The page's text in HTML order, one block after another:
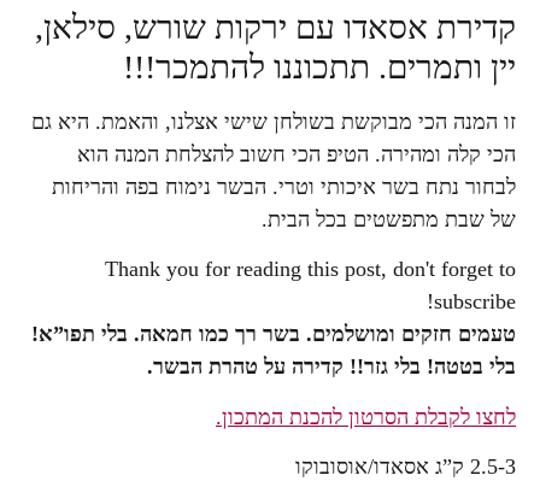
קדירת אסאדו עם ירקות שורש, סילאן,
יין ותמרים. תתכוננו להתמכר!!!
זו המנה הכי מבוקשת בשולחן שישי אצלנו, והאמת. היא גם
הכי קלה ומהירה. הטיפ הכי חשוב להצלחת המנה הוא
לבחור נתח בשר איכותי וטרי. הבשר נימוח בפה והריחות
של שבת מתפשטים בכל הבית.
Thank you for reading this post, don't forget to
subscribe!
טעמים חזקים ומושלמים. בשר רך כמו חמאה. בלי תפו”א!
בלי בטטה! בלי גזר!! קדירה על טהרת הבשר.
לחצו לקבלת הסרטון להכנת המתכון.
2.5-3 ק”ג אסאדו/אוסובוקו